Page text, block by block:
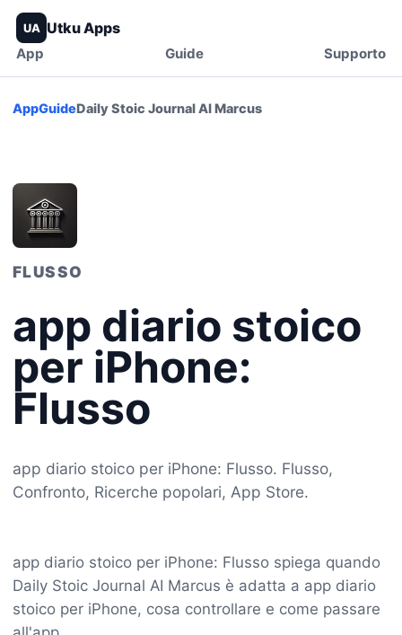
UA Utku Apps
App Guide Supporto
AppGuideDaily Stoic Journal AI Marcus
FLUSSO
app diario stoico
per iPhone:
Flusso
app diario stoico per iPhone: Flusso. Flusso,
Confronto, Ricerche popolari, App Store.
app diario stoico per iPhone: Flusso spiega quando
Daily Stoic Journal AI Marcus è adatta a app diario
stoico per iPhone, cosa controllare e come passare